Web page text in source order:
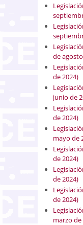
de
de 2024)
junio de
de 2024)
mayo de
de 2024)
de 2024)
de 2024)
marzo de